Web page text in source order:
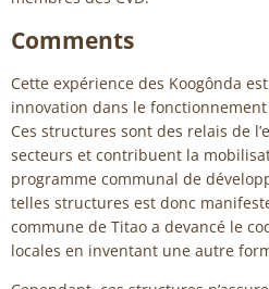
Comments
Cette expérience des Koogônda
innovation dans le
Ces structures sont des relais de
secteurs et contribuent la
programme communal de
telles structures est donc
commune de Titao a devancé le
locales en inventant une autre